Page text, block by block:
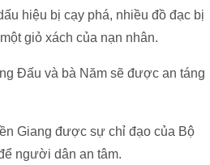
hiệu bị cạy phá, nhiều đồ đạc bị
giỏ xách của nạn nhân.
Đấu và bà Năm sẽ được an táng
Giang được sự chỉ đạo của Bộ
người dân an tâm.